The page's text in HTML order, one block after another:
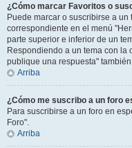
¿Cómo marcar Favoritos o
Puede marcar o suscribirse a
correspondiente en el menú
parte superior e inferior de un
Respondiendo a un tema con la
publique una respuesta"
Arriba
¿Cómo me suscribo a un foro
Para suscribirse a un foro en
Foro".
Arriba